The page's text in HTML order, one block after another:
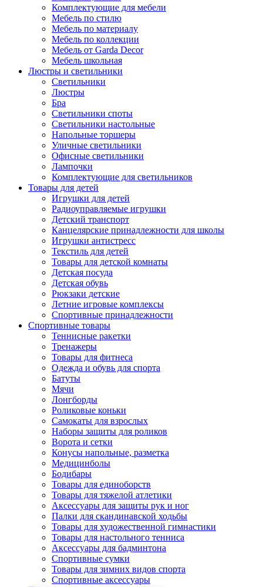
Комплектующие для мебели
Мебель по стилю
Мебель по материалу
Мебель по коллекции
Мебель от Garda Decor
Мебель школьная
Люстры и светильники
Светильники
Люстры
Бра
Светильники споты
Светильники настольные
Напольные торшеры
Уличные светильники
Офисные светильники
Лампочки
Комплектующие для светильников
Товары для детей
Игрушки для детей
Радиоуправляемые игрушки
Детский транспорт
Канцелярские принадлежности для школы
Игрушки антистресс
Текстиль для детей
Товары для детской комнаты
Детская посуда
Детская обувь
Рюкзаки детские
Летние игровые комплексы
Спортивные принадлежности
Спортивные товары
Теннисные ракетки
Тренажеры
Товары для фитнеса
Одежда и обувь для спорта
Батуты
Мячи
Лонгборды
Роликовые коньки
Самокаты для взрослых
Наборы защиты для роликов
Ворота и сетки
Конусы напольные, разметка
Медицинболы
Бодибары
Товары для единоборств
Товары для тяжелой атлетики
Аксессуары для защиты рук и ног
Палки для скандинавской ходьбы
Товары для художественной гимнастики
Товары для настольного тенниса
Аксессуары для бадминтона
Спортивные сумки
Товары для зимних видов спорта
Спортивные аксессуары